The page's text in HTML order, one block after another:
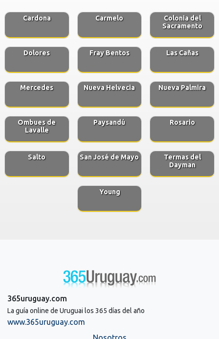
Cardona Carmelo
Colonia del
Sacramento
Dolores Fray Bentos Las Cañas
Mercedes Nueva Helvecia Nueva Palmira
Ombues de
Lavalle
Paysandú Rosario
Salto San José de Mayo
Termas del
Dayman
Young
365uruguay.com
La guía online de Uruguai los 365 días del año
www.365uruguay.com